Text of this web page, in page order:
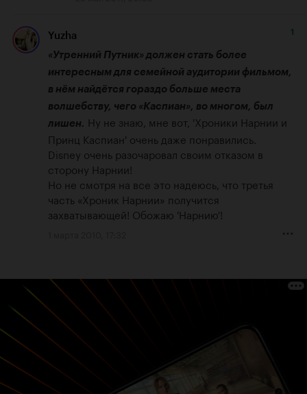
Yuzha 1
«Утренний Путник» должен стать более
интересным для семейной аудитории фильмом,
в нём найдётся гораздо больше места
волшебству, чего «Каспиан», во многом, был
лишен. Ну не знаю, мне вот, 'Хроники Нарнии и
Принц Каспиан' очень даже понравились.
Disney очень разочаровал своим отказом в
сторону Нарнии!
Но не смотря на все это надеюсь, что третья
часть «Хроник Нарнии» получится
захватывающей! Обожаю 'Нарнию'!